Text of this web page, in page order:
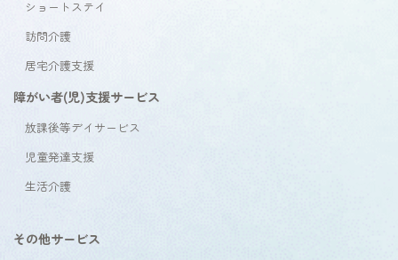
ショートステイ
訪問介護
居宅介護支援
障がい者(児)支援サービス
放課後等デイサービス
児童発達支援
生活介護
その他サービス